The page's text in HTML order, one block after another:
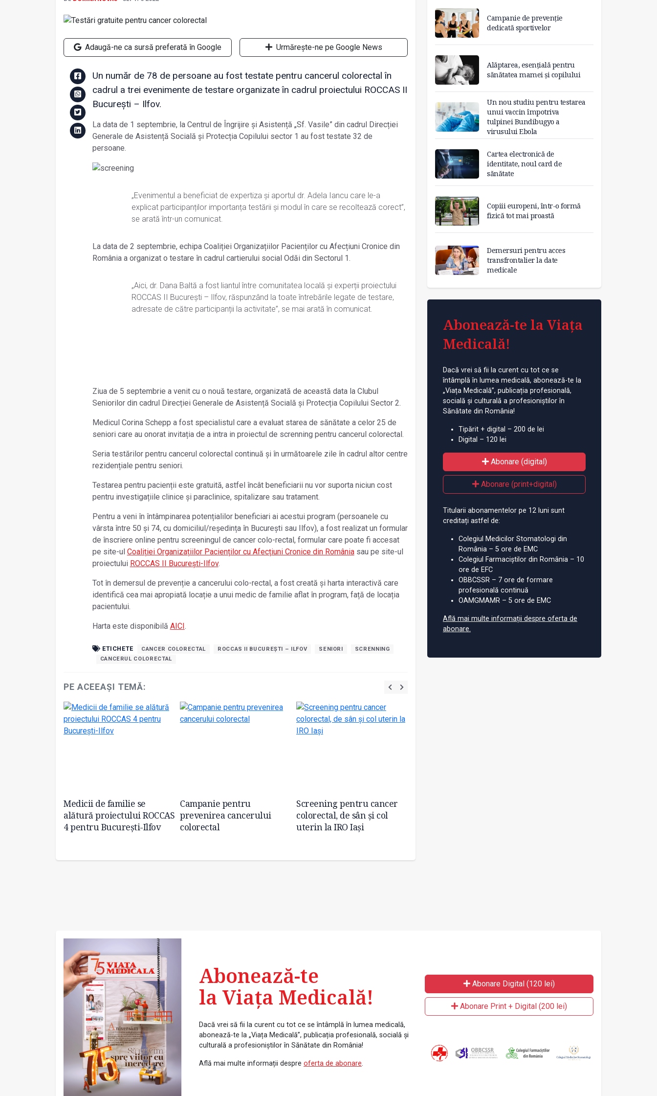
Adaugă-ne ca sursă preferată în Google Urmărește-ne pe Google News
Un număr de 78 de persoane au fost testate pentru cancerul colorectal în
cadrul a trei evenimente de testare organizate în cadrul proiectului ROCCAS II
București – Ilfov.
La data de 1 septembrie, la Centrul de Îngrijire și Asistență „Sf. Vasile” din cadrul Direcției
Generale de Asistență Socială și Protecția Copilului sector 1 au fost testate 32 de
persoane.
„Evenimentul a beneficiat de expertiza şi aportul dr. Adela Iancu care le-a
explicat participanților importanța testării și modul în care se recoltează corect”,
se arată într-un comunicat.
La data de 2 septembrie, echipa Coaliției Organizațiilor Pacienților cu Afecțiuni Cronice din
România a organizat o testare în cadrul cartierului social Odăi din Sectorul 1.
„Aici, dr. Dana Baltă a fost liantul între comunitatea locală și experții proiectului
ROCCAS II București – Ilfov, răspunzând la toate întrebările legate de testare,
adresate de către participanții la activitate”, se mai arată în comunicat.
Ziua de 5 septembrie a venit cu o nouă testare, organizată de această data la Clubul
Seniorilor din cadrul Direcției Generale de Asistență Socială și Protecția Copilului Sector 2.
Medicul Corina Schepp a fost specialistul care a evaluat starea de sănătate a celor 25 de
seniori care au onorat invitația de a intra in proiectul de screnning pentru cancerul colorectal.
Seria testărilor pentru cancerul colorectal continuă și în următoarele zile în cadrul altor centre
rezidențiale pentru seniori.
Testarea pentru pacienții este gratuită, astfel încât beneficiarii nu vor suporta niciun cost
pentru investigațiile clinice și paraclinice, spitalizare sau tratament.
Pentru a veni în întâmpinarea potențialilor beneficiari ai acestui program (persoanele cu
vârsta între 50 și 74, cu domiciliul/reședința în București sau Ilfov), a fost realizat un formular
de înscriere online pentru screeningul de cancer colo-rectal, formular care poate fi accesat
pe site-ul Coaliției Organizațiilor Pacienților cu Afecțiuni Cronice din Româniasau pe site-ul
proiectului ROCCAS II București-Ilfov.
Tot în demersul de prevenție a cancerului colo-rectal, a fost creată și harta interactivă care
identifică cea mai apropiată locație a unui medic de familie aflat în program, față de locația
pacientului.
Harta este disponibilă AICI.
ETICHETE CANCER COLORECTAL ROCCAS II BUCUREȘTI – ILFOV SENIORI
SCRENNING
CANCERUL COLORECTAL
PE ACEEAȘI TEMĂ:
Medicii de familie se
alătură proiectului ROCCAS
4 pentru București-Ilfov
Campanie pentru
prevenirea cancerului
colorectal
Screening pentru cancer
colorectal, de sân și col
uterin la IRO Iași
Campanie de prevenție
dedicată sportivelor
Alăptarea, esențială pentru
sănătatea mamei și copilului
Un nou studiu pentru testarea
unui vaccin împotriva
tulpinei Bundibugyo a
virusului Ebola
Cartea electronică de
identitate, noul card de
sănătate
Copiii europeni, într-o formă
fizică tot mai proastă
Demersuri pentru acces
transfrontalier la date
medicale
Abonează-te la Viața
Medicală!
Dacă vrei să fii la curent cu tot ce se
întâmplă în lumea medicală, abonează-te la
„Viața Medicală”, publicația profesională,
socială și culturală a profesioniștilor în
Sănătate din România!
Tipărit + digital – 200 de lei
Digital – 120 lei
Abonare (digital)
Abonare (print+digital)
Titularii abonamentelor pe 12 luni sunt
creditați astfel de:
Colegiul Medicilor Stomatologi din
România – 5 ore de EMC
Colegiul Farmaciștilor din România – 10
ore de EFC
OBBCSSR – 7 ore de formare
profesională continuă
OAMGMAMR – 5 ore de EMC
Află mai multe informații despre oferta de
abonare.
Abonează-te
la Viața Medicală!
Dacă vrei să fii la curent cu tot ce se întâmplă în lumea medicală,
abonează-te la „Viața Medicală”, publicația profesională, socială și
culturală a profesioniștilor în Sănătate din România!
Află mai multe informații despre oferta de abonare.
Abonare Digital (120 lei)
Abonare Print + Digital (200 lei)